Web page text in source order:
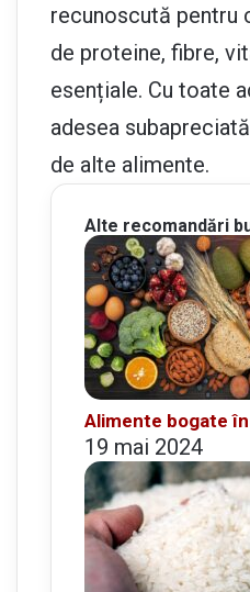
recunoscută pentru
de proteine, fibre,
esențiale. Cu toate
adesea
de alte alimente.
Alte recomandări
Alimente bogate
19 mai 2024